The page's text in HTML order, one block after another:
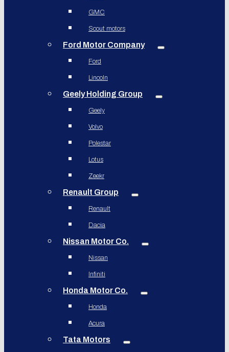
GMC
Scout motors
Ford Motor Company
Ford
Lincoln
Geely Holding Group
Geely
Volvo
Polestar
Lotus
Zeekr
Renault Group
Renault
Dacia
Nissan Motor Co.
Nissan
Infiniti
Honda Motor Co.
Honda
Acura
Tata Motors